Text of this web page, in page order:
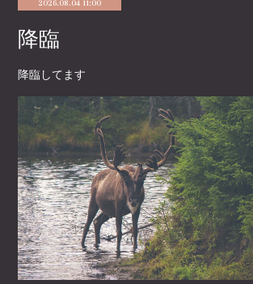
2026.08.04 11:00
降臨
降臨してます